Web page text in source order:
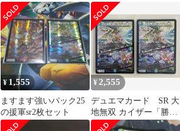
イザー「勝」/勝利の大
地
SR 26EX1 N3/N25
¥ 1,555
ますます強いパック25
の援軍sr2枚セット
¥ 2,555
デュエマカード SR 大
地無双 カイザー「勝」
｜勝利の大地 2枚